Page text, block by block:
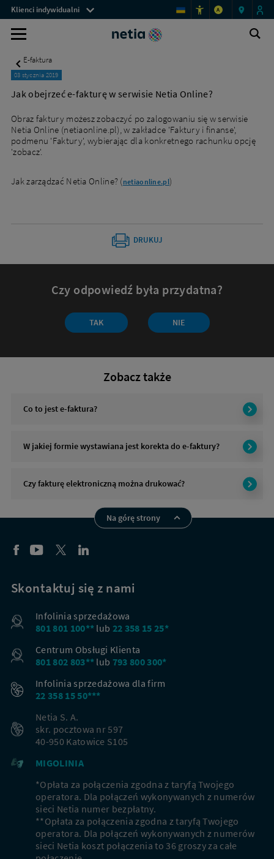
Jak
obejrzeć
fakturę
serwisie
Netia
Menu
przestrzeni
klienckich
Klienci indywidualni A
Logo
do
strony
głównej
Wyszukiwarka
E-faktura
03 stycznia 2019
Jak obejrzeć e-fakturę w serwisie Netia Online?
Obraz faktury możesz zobaczyć po zalogowaniu się w serwisie
Netia Online (netiaonline.pl), w zakładce 'Faktury i finanse',
podmenu 'Faktury', wybierając dla konkretnego rachunku opcję
'zobacz'.
Jak zarządzać Netia Online? (netiaonline.pl)
DRUKUJ
Czy odpowiedź była przydatna?
odpowiedź
TAK NIE
Zobacz także
Co to jest e-faktura?
W jakiej formie wystawiana jest korekta do e-faktury?
Czy fakturę elektroniczną można drukować?
Na górę strony
Skontaktuj się z nami
Infolinia sprzedażowa
801 801 100** lub 22 358 15 25*
Centrum Obsługi Klienta
801 802 803** lub 793 800 300*
Infolinia sprzedażowa dla firm
22 358 15 50***
Netia S. A.
skr. pocztowa nr 597
40-950 Katowice S105
MIGOLINIA
*Opłata za połączenia zgodna z taryfą Twojego
operatora. Dla połączeń wykonywanych z numerów
sieci Netia numer bezpłatny.
**Opłata za połączenia zgodna z taryfą Twojego
operatora. Dla połączeń wykonywanych z numerów
sieci Netia koszt połączenia to 36 groszy za całe